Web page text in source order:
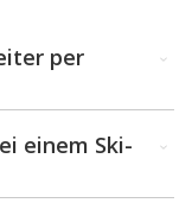
per
einem Ski-